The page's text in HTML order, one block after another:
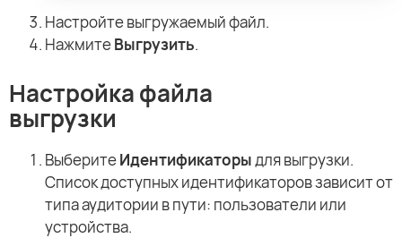
Настройте выгружаемый файл.
НажмитеВыгрузить.
Настройка файла
выгрузки
ВыберитеИдентификаторыдля выгрузки.
Список доступных идентификаторов зависит от
типа аудитории в пути: пользователи или
устройства.